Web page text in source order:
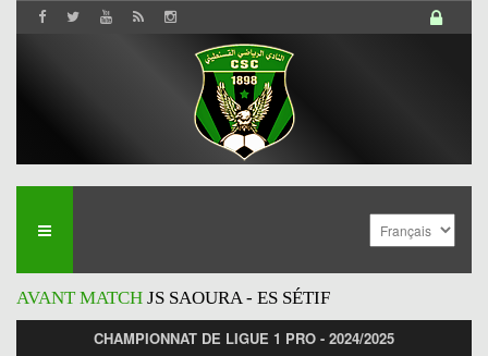
AVANT MATCH JS SAOURA - ES SÉTIF
CHAMPIONNAT DE LIGUE 1 PRO - 2024/2025